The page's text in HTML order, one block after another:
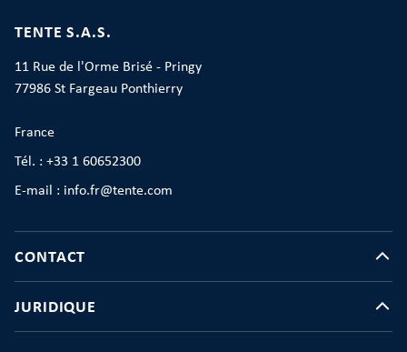
TENTE S.A.S.
11 Rue de l'Orme Brisé - Pringy
77986 St Fargeau Ponthierry
France
Tél. : +33 1 60652300
E-mail : info.fr@tente.com
CONTACT
JURIDIQUE